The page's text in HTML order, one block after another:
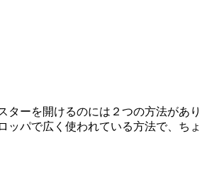
ーを開けるのには２つの方法があり
ッパで広く使われている方法で、ちょ